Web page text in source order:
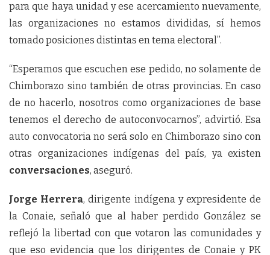
para que haya unidad y ese acercamiento nuevamente,
las organizaciones no estamos divididas, sí hemos
tomado posiciones distintas en tema electoral”.
“Esperamos que escuchen ese pedido, no solamente de
Chimborazo sino también de otras provincias. En caso
de no hacerlo, nosotros como organizaciones de base
tenemos el derecho de autoconvocarnos”, advirtió. Esa
auto convocatoria no será solo en Chimborazo sino con
otras organizaciones indígenas del país, ya existen
conversaciones, aseguró.
Jorge Herrera, dirigente indígena y expresidente de
la Conaie, señaló que al haber perdido González se
reflejó la libertad con que votaron las comunidades y
que eso evidencia que los dirigentes de Conaie y PK